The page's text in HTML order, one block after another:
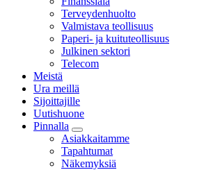
Terveydenhuolto
Valmistava teollisuus
Paperi- ja kuituteollisuus
Julkinen sektori
Telecom
Meistä
Ura meillä
Sijoittajille
Uutishuone
Pinnalla
Asiakkaitamme
Tapahtumat
Näkemyksiä